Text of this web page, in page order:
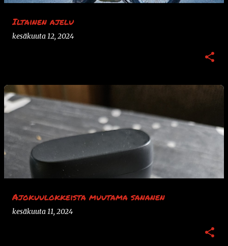
Iltainen ajelu
kesäkuuta 12, 2024
Ajokuulokkeista muutama sananen
kesäkuuta 11, 2024